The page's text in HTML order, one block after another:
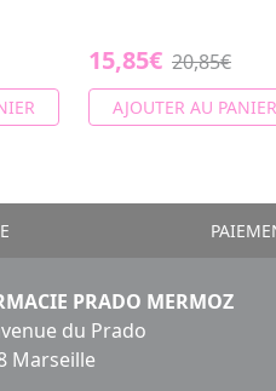
15,85€ 20,85€
AJOUTER AU PANIER
PRADO MERMOZ
du Prado
Marseille